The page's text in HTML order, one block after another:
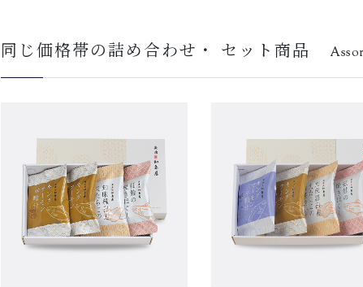
同じ価格帯の詰め合わせ・ セット商品